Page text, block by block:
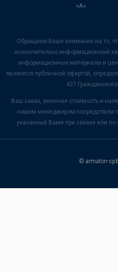
«А»
Обращаем Ваше внимание на то,
исключительно информационный
информационные материалы и
являются публичной офертой,
437
Ваш заказ, включая стоимость и
нашим менеджером посредством
указанный Вами при заказе или по
© armaton-